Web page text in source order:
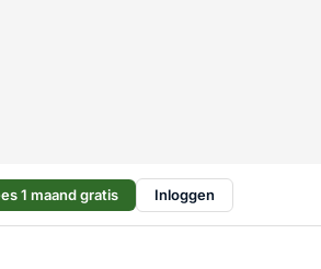
1 maand gratis Inloggen